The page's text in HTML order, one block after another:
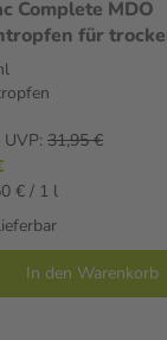
Complete MDO
für
2X10 ml
UVP: 31,95 €
€ / 1 l
In den Warenkorb